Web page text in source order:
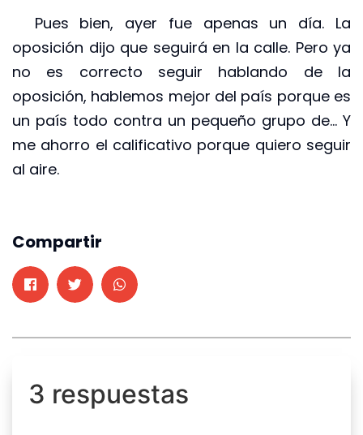
Pues bien, ayer fue apenas un día. La
oposición dijo que seguirá en la calle. Pero ya
no es correcto seguir hablando de la
oposición, hablemos mejor del país porque es
un país todo contra un pequeño grupo de… Y
me ahorro el calificativo porque quiero seguir
al aire.
Compartir
3 respuestas